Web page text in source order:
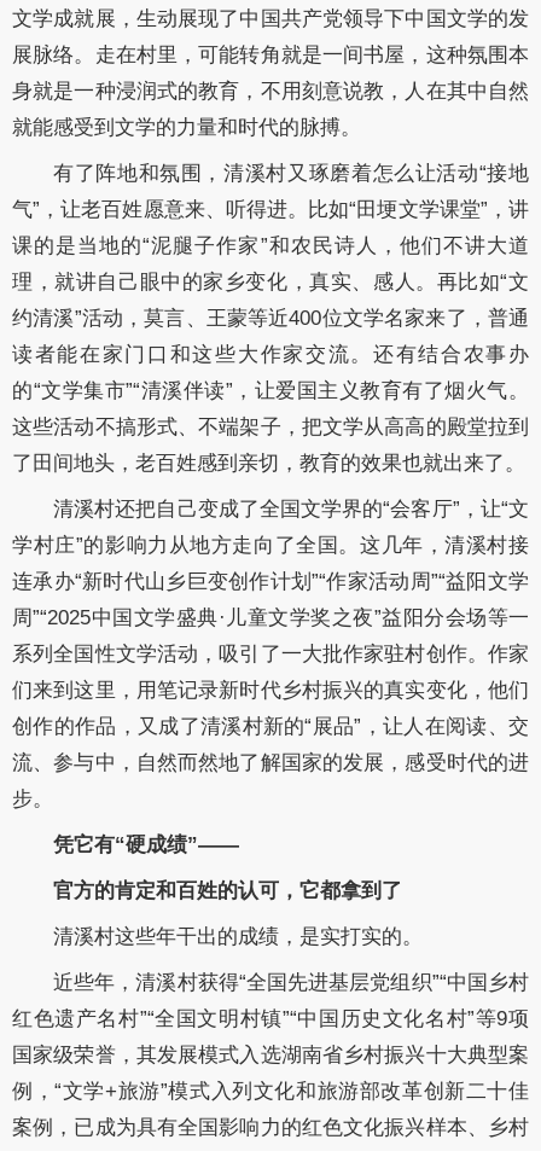
文学成就展，生动展现了中国共产党领导下中国文学的发
展脉络。走在村里，可能转角就是一间书屋，这种氛围本
身就是一种浸润式的教育，不用刻意说教，人在其中自然
就能感受到文学的力量和时代的脉搏。
有了阵地和氛围，清溪村又琢磨着怎么让活动“接地
气”，让老百姓愿意来、听得进。比如“田埂文学课堂”，讲
课的是当地的“泥腿子作家”和农民诗人，他们不讲大道
理，就讲自己眼中的家乡变化，真实、感人。再比如“文
约清溪”活动，莫言、王蒙等近400位文学名家来了，普通
读者能在家门口和这些大作家交流。还有结合农事办
的“文学集市”“清溪伴读”，让爱国主义教育有了烟火气。
这些活动不搞形式、不端架子，把文学从高高的殿堂拉到
了田间地头，老百姓感到亲切，教育的效果也就出来了。
清溪村还把自己变成了全国文学界的“会客厅”，让“文
学村庄”的影响力从地方走向了全国。这几年，清溪村接
连承办“新时代山乡巨变创作计划”“作家活动周”“益阳文学
周”“2025中国文学盛典·儿童文学奖之夜”益阳分会场等一
系列全国性文学活动，吸引了一大批作家驻村创作。作家
们来到这里，用笔记录新时代乡村振兴的真实变化，他们
创作的作品，又成了清溪村新的“展品”，让人在阅读、交
流、参与中，自然而然地了解国家的发展，感受时代的进
步。
凭它有“硬成绩”——
官方的肯定和百姓的认可，它都拿到了
清溪村这些年干出的成绩，是实打实的。
近些年，清溪村获得“全国先进基层党组织”“中国乡村
红色遗产名村”“全国文明村镇”“中国历史文化名村”等9项
国家级荣誉，其发展模式入选湖南省乡村振兴十大典型案
例，“文学+旅游”模式入列文化和旅游部改革创新二十佳
案例，已成为具有全国影响力的红色文化振兴样本、乡村